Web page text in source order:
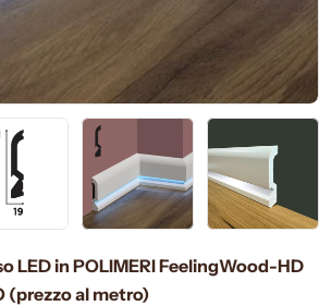
LED in POLIMERI FeelingWood-HD
(prezzo al metro)